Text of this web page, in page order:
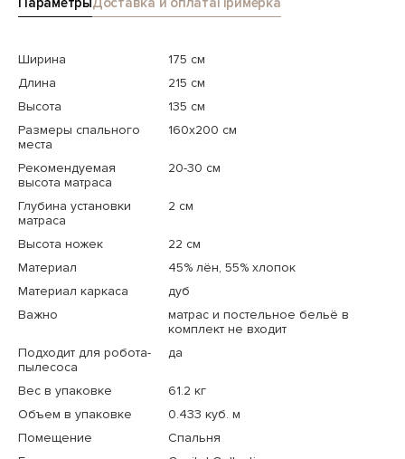
Ширина
175 см
Длина
215 см
Высота
135 см
Размеры спального
места
160x200 см
Рекомендуемая
высота матраса
20-30 см
Глубина установки
матраса
2 см
Высота ножек
22 см
Материал
45% лён, 55% хлопок
Материал каркаса
дуб
Важно
матрас и постельное бельё в
комплект не входит
Подходит для робота-
пылесоса
да
Вес в упаковке
61.2 кг
Объем в упаковке
0.433 куб. м
Помещение
Спальня